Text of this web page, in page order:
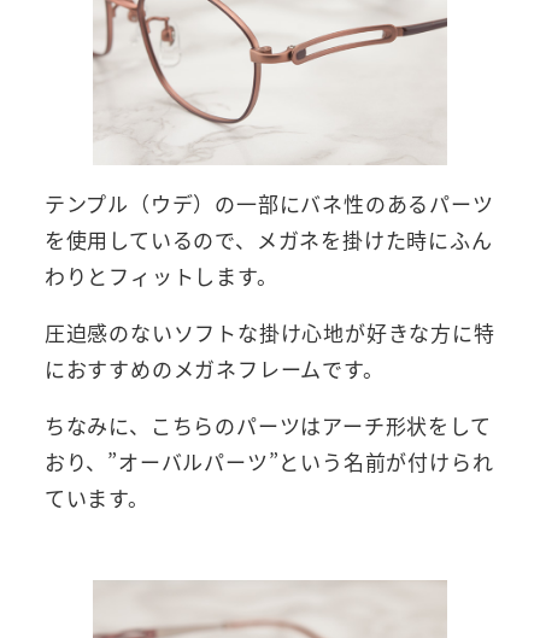
テンプル（ウデ）の一部にバネ性のあるパーツ
を使用しているので、メガネを掛けた時にふん
わりとフィットします。
圧迫感のないソフトな掛け心地が好きな方に特
におすすめのメガネフレームです。
ちなみに、こちらのパーツはアーチ形状をして
おり、”オーバルパーツ”という名前が付けられ
ています。